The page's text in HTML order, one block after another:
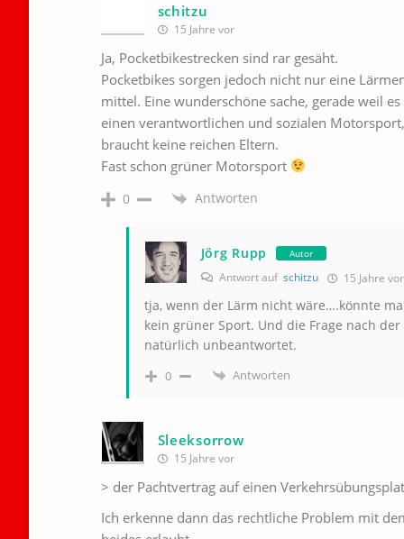
schitzu
15 Jahre vor
Ja, Pocketbikestrecken sind rar gesäht.
Pocketbikes sorgen jedoch nicht nur eine
mittel. Eine wunderschöne sache, gerade weil
einen verantwortlichen und sozialen
braucht keine reichen Eltern.
Fast schon grüner Motorsport
0 Antworten
Jörg Rupp Autor
Antwort auf schitzu 15 Jahre vor
tja, wenn der Lärm nicht wäre….könnte
kein grüner Sport. Und die Frage nach
natürlich unbeantwortet.
0 Antworten
Sleeksorrow
15 Jahre vor
> der Pachtvertrag auf einen
Ich erkenne dann das rechtliche Problem mit